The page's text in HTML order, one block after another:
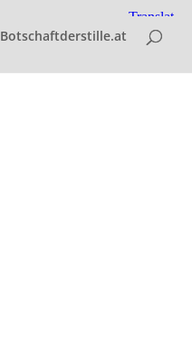
Botschaftderstille.at